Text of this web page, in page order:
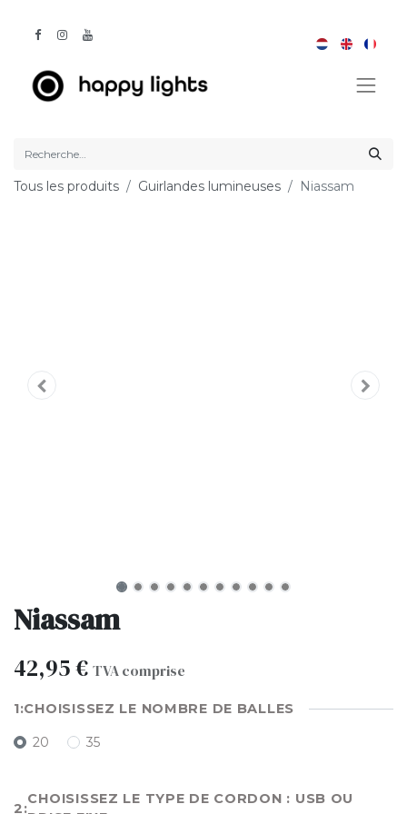
Tous les produits Guirlandes lumineuses Niassam
Niassam
42,95€ TVA comprise
CHOISISSEZ LE NOMBRE DE BALLES
20 35
CHOISISSEZ LE TYPE DE CORDON : USB OU